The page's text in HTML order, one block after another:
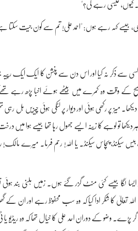
کیوں، کیسی رہے گی؟"
جیسے کہہ رہے ہوں: "احمد علی! تم سے کون جیت سکتا
کسی سے ذکر نہ کیا اور اس دن سے پنشن کا ایک ایک رپیہ
کے وقت وہ کمرے میں بیٹھے ہوئے اخبا پڑھ رہے تھے
پر رکھی ہوئی اور دیوار پر لٹکی ہوئی چیزیں ہل رہی
تو لوہے کا زینہ ایسے جھول رہا تھا جیسے ہوا میں
پچاس سیکنڈ۔ یا اللہ! رحم فرما۔ میرے مالک!
ایسا لگا جیسے کئی منٹ گزر گئے ہوں۔ زمیں ہلنی بند
کا شکر ادا کیا کہ وہ سب محفوظ رہے اور ان کے
گر پڑے۔ وضو کے دوران احد علی کا خیال تھا کہ وہ ریڈیو